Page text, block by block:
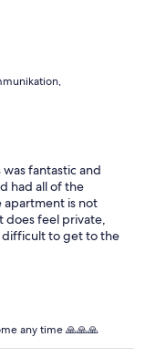
fantastic and
had all of the
apartment is not
does feel private,
difficult to get to the
find a parking
any time 🙏🙏🙏